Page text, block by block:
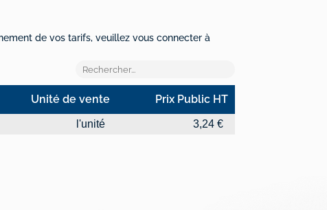
de vos tarifs, veuillez vous connecter à
Unité de vente Prix Public HT
Unité de vente Prix Public HT
l'unité 3,24 €